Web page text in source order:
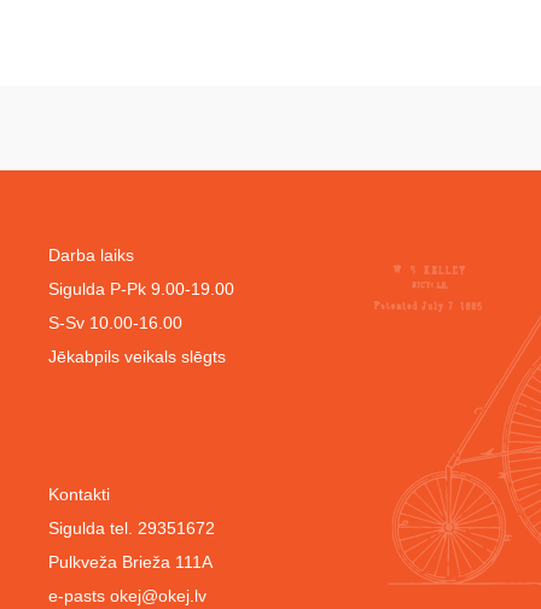
Kontakti
Sigulda tel. 29351672
Pulkveža Brieža 111A
e-pasts okej@okej.lv
Darba laiks
Sigulda P-Pk 9.00-19.00
S-Sv 10.00-16.00
Jēkabpils veikals slēgts